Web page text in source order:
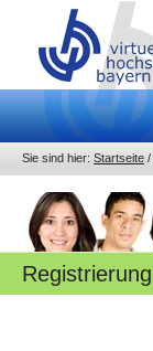
Sie sind hier: Startseite /
Registrierung